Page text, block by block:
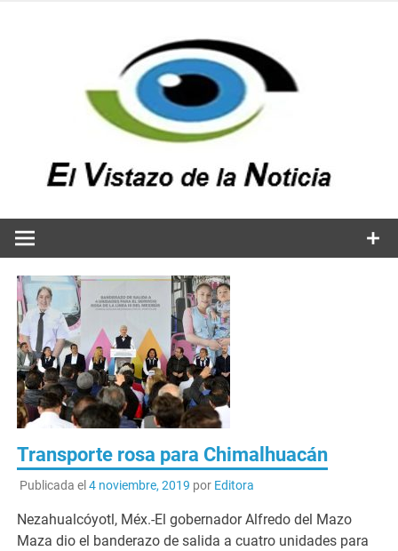
Transporte rosa para Chimalhuacán
Publicada el 4 noviembre, 2019 por Editora
Nezahualcóyotl, Méx.-El gobernador Alfredo del Mazo
Maza dio el banderazo de salida a cuatro unidades para